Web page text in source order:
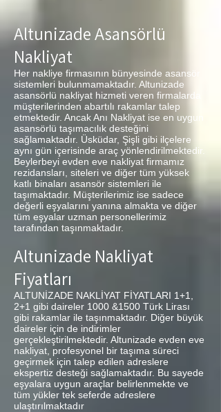
Altunizade Asansörlü
Nakliyat
Her nakliye firmasının bünyesinde asansör
sistemleri bulunmamaktadır. Altunizade
asansörlü nakliyat hizmeti veren firmalarda
müşterilerinden abartılı rakamlar talep
etmektedir. Ancak Anı Nakliyat ise en uygun
asansörlü taşımacılık desteğini
sağlamaktadır. Üsküdar, Şişli gibi ilçelere
aynı gün içerisinde araç yönlendirilmektedir.
Beylerbeyi evden eve nakliyat firmamız
rezidansları, siteleri ve diğer tüm yüksek
katlı binaları asansör sistemleri ile
taşımaktadır. Müşterilerimiz ise sadece
değerli eşyalarını yanına almakta ve diğer
tüm eşyalar uzman personellerimiz
tarafından taşınmaktadır.
Altunizade Nakliyat
Fiyatları
ALTUNİZADE NAKLİYAT FİYATLARI 1+1,
2+1 gibi daireler 1000 &1500 Türk Lirası
gibi rakamlar ile taşınmaktadır. Diğer büyük
daireler için de indirimler
gerçekleştirilmektedir. Altunizade evden eve
nakliyat, profesyonel bir taşıma süreci
geçirmek için talep edilen adreslere
ekspertiz desteği sağlamaktadır. Bu sayede
eşyalara uygun araçlar belirlenmekte ve
tüm yükler tek seferde adreslere
ulaştırılmaktadır